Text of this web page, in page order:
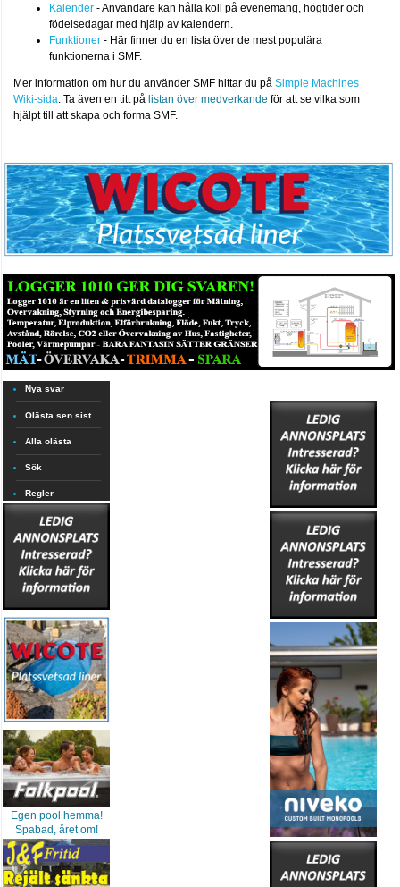
Kalender - Användare kan hålla koll på evenemang, högtider och
födelsedagar med hjälp av kalendern.
Funktioner - Här finner du en lista över de mest populära
funktionerna i SMF.
Mer information om hur du använder SMF hittar du påSimple Machines
Wiki-sida. Ta även en titt på listan över medverkande för att se vilka som
hjälpt till att skapa och forma SMF.
Nya svar
Olästa sen sist
Alla olästa
Sök
Regler
Egen pool hemma!
Spabad, året om!